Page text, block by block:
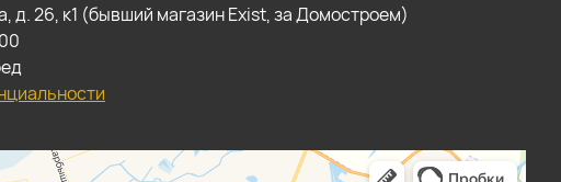
д. 26, к1 (бывший магазин Exist, за Домостроем)